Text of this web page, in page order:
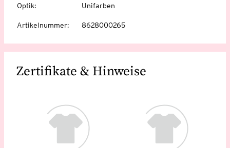
Optik: Unifarben
Artikelnummer: 8628000265
Zertifikate & Hinweise